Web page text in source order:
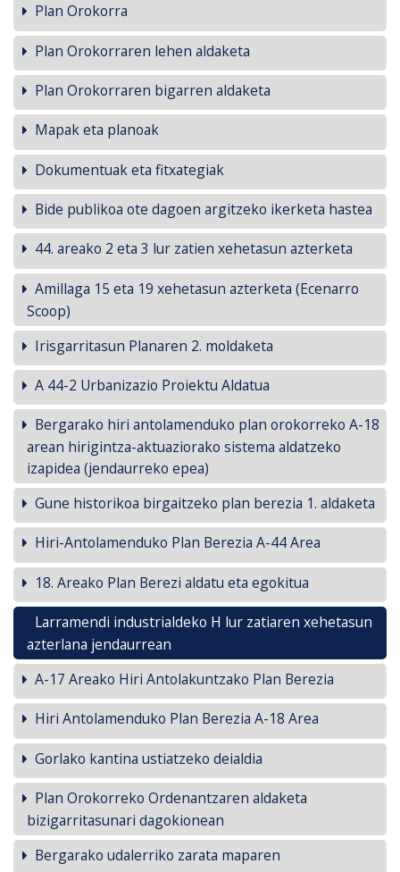
Plan Orokorra
Plan Orokorraren lehen aldaketa
Plan Orokorraren bigarren aldaketa
Mapak eta planoak
Dokumentuak eta fitxategiak
Bide publikoa ote dagoen argitzeko ikerketa hastea
44. areako 2 eta 3 lur zatien xehetasun azterketa
Amillaga 15 eta 19 xehetasun azterketa (Ecenarro
Scoop)
Irisgarritasun Planaren 2. moldaketa
A 44-2 Urbanizazio Proiektu Aldatua
Bergarako hiri antolamenduko plan orokorreko A-18
arean hirigintza-aktuaziorako sistema aldatzeko
izapidea (jendaurreko epea)
Gune historikoa birgaitzeko plan berezia 1. aldaketa
Hiri-Antolamenduko Plan Berezia A-44 Area
18. Areako Plan Berezi aldatu eta egokitua
Larramendi industrialdeko H lur zatiaren xehetasun
azterlana jendaurrean
A-17 Areako Hiri Antolakuntzako Plan Berezia
Hiri Antolamenduko Plan Berezia A-18 Area
Gorlako kantina ustiatzeko deialdia
Plan Orokorreko Ordenantzaren aldaketa
bizigarritasunari dagokionean
Bergarako udalerriko zarata maparen